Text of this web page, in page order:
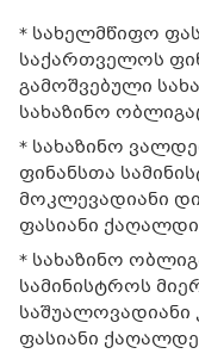
* სახელმწიფო
საქართველოს
გამოშვებული
სახაზინო
* სახაზინო
ფინანსთა
მოკლევადიანი
ფასიანი
* სახაზინო
სამინისტროს
ფასიანი